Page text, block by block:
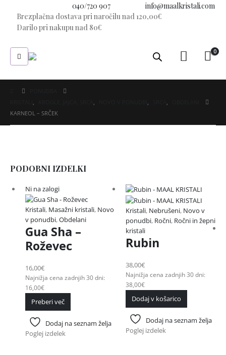
040/720 907
info@maalkristali.com
Brezplačna dostava pri naročilu nad 120,00€
Darilo pri nakupu nad 80€
0
, , , ,
KARNEOL – SRČEK
PODOBNI IZDELKI
Ni na zalogi
Kristali, Masažni kristali, Novo
v ponudbi,Obdelani
Gua Sha –
Roževec
16,00€
Najnižja cena zadnjih 30 dni:
16,00€
Preberi več
Dodaj na seznam želja
Poglej izdelek
Kristali, Nebrušeni, Novo v
ponudbi, Ročni, Ročni in žepni
kristali
Rubin
38,00€
Najnižja cena zadnjih 30 dni:
38,00€
Dodaj v košarico
Dodaj na seznam želja
Poglej izdelek